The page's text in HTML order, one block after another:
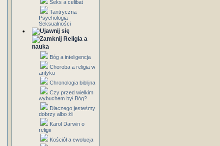
Seks a celibat
Tantryczna
Psychologia
Seksualności
Religia a
nauka
Bóg a inteligencja
Choroba a religia w
antyku
Chronologia biblijna
Czy przed wielkim
wybuchem był Bóg?
Dlaczego jesteśmy
dobrzy albo źli
Karol Darwin o
religii
Kościół a ewolucja